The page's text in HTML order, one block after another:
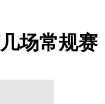
场常规赛